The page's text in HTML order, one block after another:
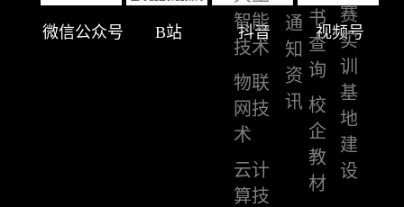
微信公众号 B站 抖音 视频号
智能
技术
物联
网技
术
云计
算技
通
知
资
讯
书
查
询
校
企
教
材
赛
实
训
基
地
建
设